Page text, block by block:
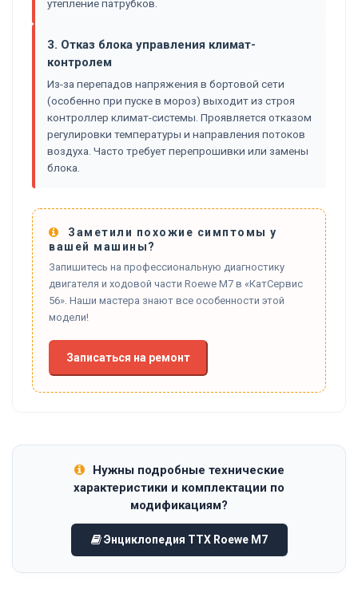
утепление патрубков.
3. Отказ блока управления климат-
контролем
Из-за перепадов напряжения в бортовой сети
(особенно при пуске в мороз) выходит из строя
контроллер климат-системы. Проявляется отказом
регулировки температуры и направления потоков
воздуха. Часто требует перепрошивки или замены
блока.
Заметили похожие симптомы у
вашей машины?
Запишитесь на профессиональную диагностику
двигателя и ходовой части Roewe M7 в «КатСервис
56». Наши мастера знают все особенности этой
модели!
Записаться на ремонт
Нужны подробные технические
характеристики и комплектации по
модификациям?
Энциклопедия ТТХ Roewe M7